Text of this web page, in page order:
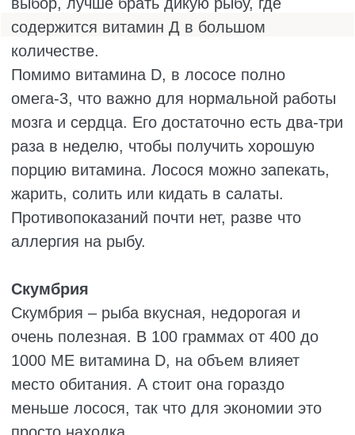
до 100 МЕ на порцию. Поэтому стоит читать
этикетки.
Говяжья печень
В говяжьей печени витамина D меньше, чем
ней полно железа и витамина А, так что для
разнообразия рациона она очень даже
полезна.
Икра
Красная и чёрная икра – это дорогой
деликатес, но и витамина D в ней прилично.
В красной икре около 200 МЕ на 100
граммов, в чёрной до 320 МЕ. Правда,